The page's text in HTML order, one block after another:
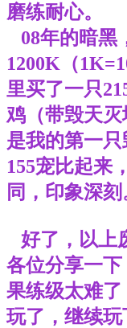
磨练耐心。
08年的暗黑
1200K（
里买了一只
鸡（带毁天
是我的第一
155宠比起来
同，印象深刻
好了，以上
各位分享一
果练级太难
玩了，继续